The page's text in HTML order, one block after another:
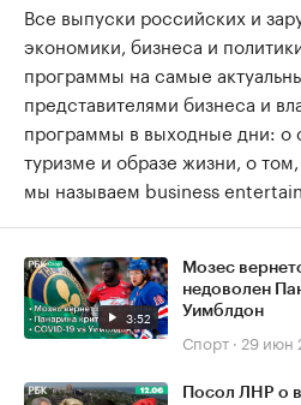
Все выпуски российских и
экономики, бизнеса и
программы на самые
представителями бизнеса и
программы в выходные дни: о
туризме и образе жизни, о
мы называем business
3:52
Мозес
недоволен
Уимблдон
Спорт · 29 июн
Посол ЛНР о